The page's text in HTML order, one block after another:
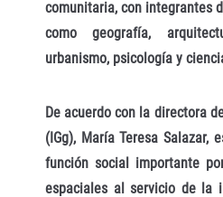
comunitaria, con integrantes
como geografía,
urbanismo, psicología y
De acuerdo con la directora
(IGg), María Teresa Salazar,
función social importante
espaciales al servicio de la